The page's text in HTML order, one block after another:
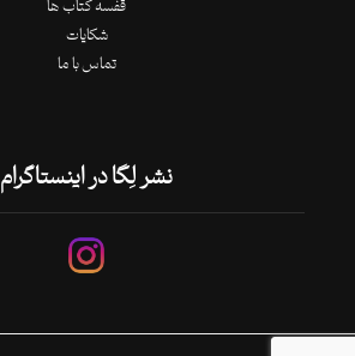
قفسه کتاب ها
شکایات
تماس با ما
نشر لِگا در اینستاگرام